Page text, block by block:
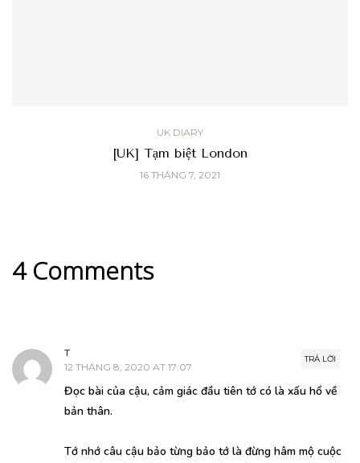
UK DIARY
[UK] Tạm biệt London
16 THÁNG 7, 2021
4 Comments
TRẢ LỜI
T
12 THÁNG 8, 2020 AT 17:07
Đọc bài của cậu, cảm giác đầu tiên tớ có là xấu hổ về
bản thân.
Tớ nhớ câu cậu bảo từng bảo tớ là đừng hâm mộ cuộc